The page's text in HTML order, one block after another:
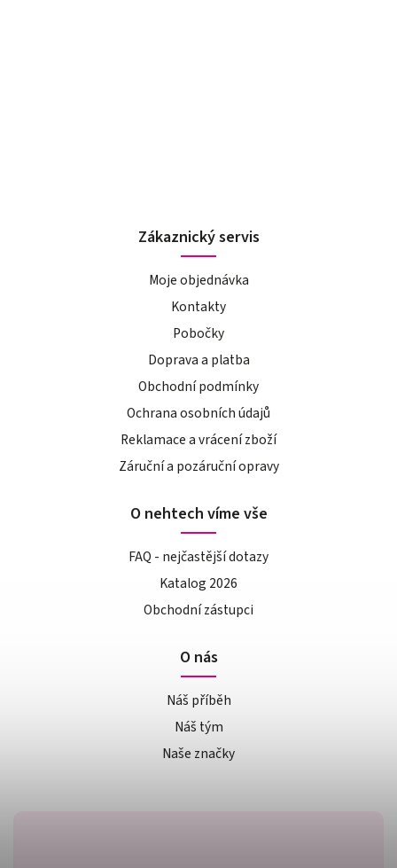
Zákaznický servis
Moje objednávka
Kontakty
Pobočky
Doprava a platba
Obchodní podmínky
Ochrana osobních údajů
Reklamace a vrácení zboží
Záruční a pozáruční opravy
O nehtech víme vše
FAQ - nejčastější dotazy
Katalog 2026
Obchodní zástupci
O nás
Náš příběh
Náš tým
Naše značky